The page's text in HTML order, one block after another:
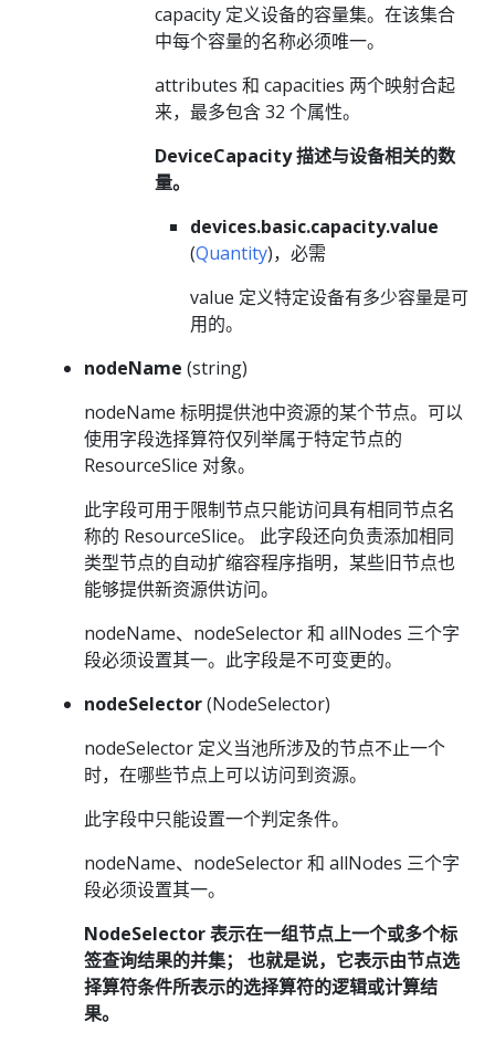
capacity 定义设备的容量集。在该集合
中每个容量的名称必须唯一。
attributes 和 capacities 两个映射合起
来，最多包含 32 个属性。
DeviceCapacity 描述与设备相关的数
量。
devices.basic.capacity.value
(Quantity)，必需
value 定义特定设备有多少容量是可
用的。
nodeName (string)
nodeName 标明提供池中资源的某个节点。可以
使用字段选择算符仅列举属于特定节点的
ResourceSlice 对象。
此字段可用于限制节点只能访问具有相同节点名
称的 ResourceSlice。 此字段还向负责添加相同
类型节点的自动扩缩容程序指明，某些旧节点也
能够提供新资源供访问。
nodeName、nodeSelector 和 allNodes 三个字
段必须设置其一。此字段是不可变更的。
nodeSelector(NodeSelector)
nodeSelector 定义当池所涉及的节点不止一个
时，在哪些节点上可以访问到资源。
此字段中只能设置一个判定条件。
nodeName、nodeSelector 和 allNodes 三个字
段必须设置其一。
NodeSelector 表示在一组节点上一个或多个标
签查询结果的并集； 也就是说，它表示由节点选
择算符条件所表示的选择算符的逻辑或计算结
果。